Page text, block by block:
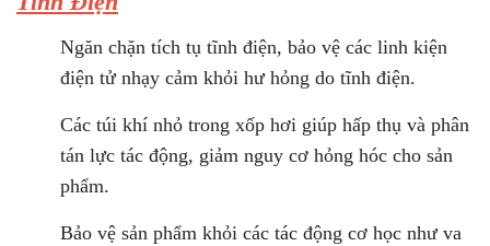
Ngăn chặn tích tụ tĩnh điện, bảo vệ các linh kiện
điện tử nhạy cảm khỏi hư hỏng do tĩnh điện.
Các túi khí nhỏ trong xốp hơi giúp hấp thụ và phân
tán lực tác động, giảm nguy cơ hỏng hóc cho sản
phẩm.
Bảo vệ sản phẩm khỏi các tác động cơ học như va